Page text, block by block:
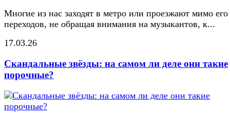
Многие из нас заходят в метро или проезжают мимо его
переходов, не обращая внимания на музыкантов, к...
17.03.26
Скандальные звёзды: на самом ли деле они такие
порочные?